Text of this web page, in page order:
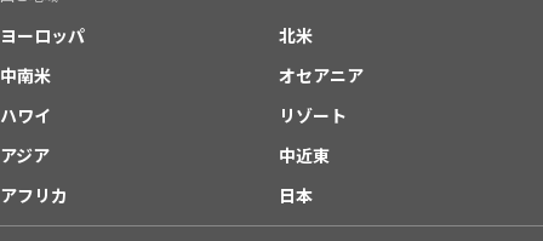
ヨーロッパ
北米
中南米
オセアニア
ハワイ
リゾート
アジア
中近東
アフリカ
日本